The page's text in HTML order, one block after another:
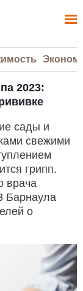
2023:
сады и
свежими
грипп.
врача
Барнаула
о